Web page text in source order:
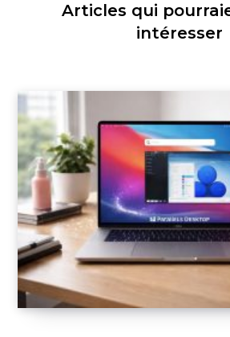
Articles qui
intéresser